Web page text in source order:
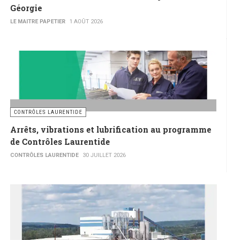
Géorgie
LE MAITRE PAPETIER 1 AOÛT 2026
CONTRÔLES LAURENTIDE
Arrêts, vibrations et lubrification au programme
de Contrôles Laurentide
CONTRÔLES LAURENTIDE 30 JUILLET 2026